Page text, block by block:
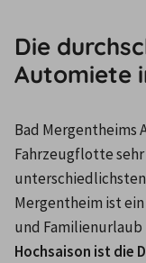
Die
Automiete
Bad Mergentheims
Fahrzeugflotte
Mergentheim ist
und Familienurlaub
Hochsaison ist die